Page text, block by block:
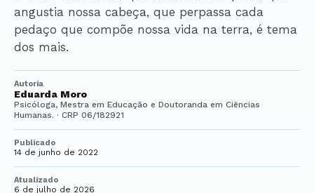
angustia nossa cabeça, que perpassa cada
pedaço que compõe nossa vida na terra, é tema
dos mais.
Autoria
Eduarda Moro
Psicóloga, Mestra em Educação e Doutoranda em Ciências
Humanas. · CRP 06/182921
Publicado
14 de junho de 2022
Atualizado
6 de julho de 2026